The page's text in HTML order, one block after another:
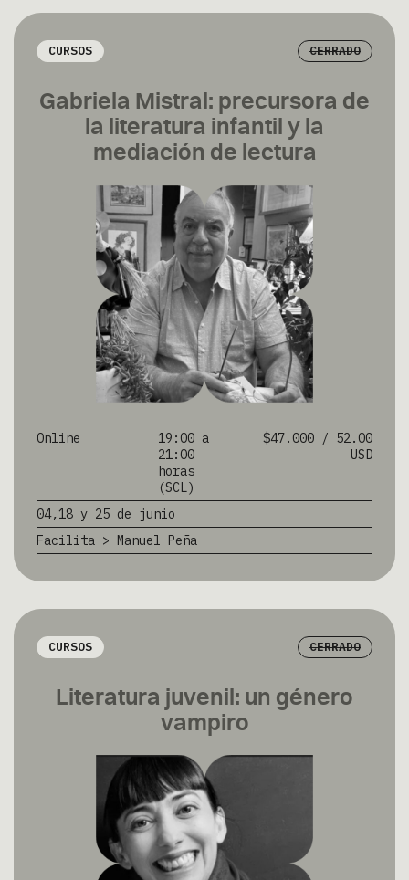
CURSOS CERRADO
Gabriela Mistral: precursora de
la literatura infantil y la
mediación de lectura
Online
19:00 a
21:00
horas
(SCL)
$47.000 / 52.00
USD
04,18 y 25 de junio
Facilita > Manuel Peña
CURSOS CERRADO
Literatura juvenil: un género
vampiro